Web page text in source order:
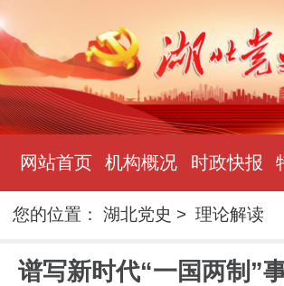
网站首页 机构概况 时政快报
您的位置：湖北党史 >理论解读
谱写新时代“一国两制”